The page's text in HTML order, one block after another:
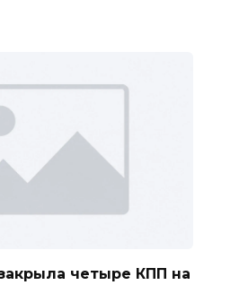
четыре КПП на